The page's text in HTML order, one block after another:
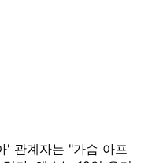
' 관계자는 "가슴 아프